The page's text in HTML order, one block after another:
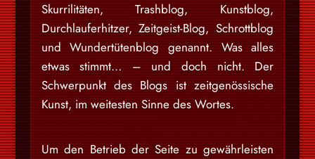
Skurrilitäten, Trashblog, Kunstblog,
Durchlauferhitzer, Zeitgeist-Blog, Schrottblog
und Wundertütenblog genannt. Was alles
etwas stimmt… – und doch nicht. Der
Schwerpunkt des Blogs ist zeitgenössische
Kunst, im weitesten Sinne des Wortes.
Um den Betrieb der Seite zu gewährleisten